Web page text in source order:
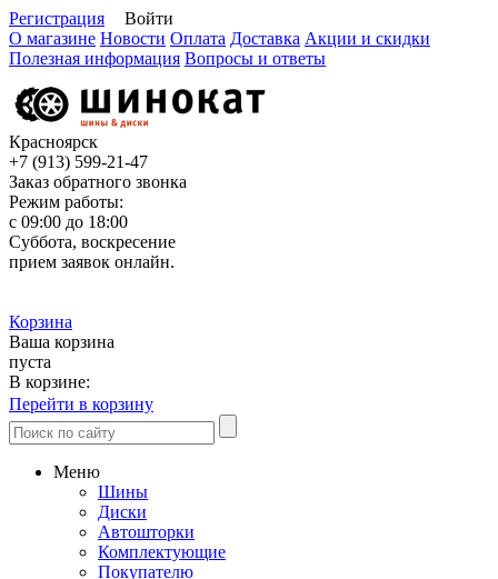
Регистрация
Войти
О магазине Новости Оплата Доставка Акции и скидки
Полезная информация Вопросы и ответы
Красноярск
+7 (913) 599-21-47
Заказ обратного звонка
Режим работы:
с 09:00 до 18:00
Суббота, воскресение
прием заявок онлайн.
Корзина
Ваша корзина
пуста
В корзине:
Перейти в корзину
Меню
Шины
Диски
Автошторки
Комплектующие
Покупателю